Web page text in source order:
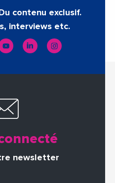
contenu exclusif.
interviews etc.
newsletter